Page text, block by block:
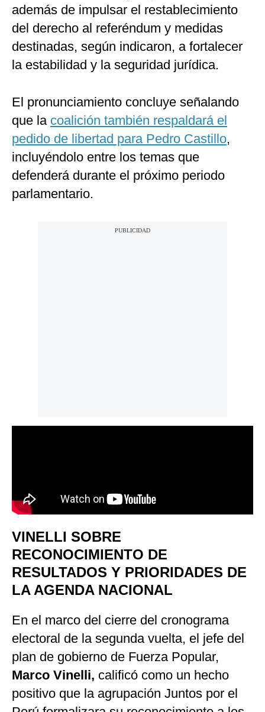
además de impulsar el restablecimiento
del derecho al referéndum y medidas
destinadas, según indicaron, a fortalecer
la estabilidad y la seguridad jurídica.
El pronunciamiento concluye señalando
que la coalición también respaldará el
pedido de libertad para Pedro Castillo,
incluyéndolo entre los temas que
defenderá durante el próximo periodo
parlamentario.
VINELLI SOBRE
RECONOCIMIENTO DE
RESULTADOS Y PRIORIDADES DE
LA AGENDA NACIONAL
En el marco del cierre del cronograma
electoral de la segunda vuelta, el jefe del
plan de gobierno de Fuerza Popular,
Marco Vinelli, calificó como un hecho
positivo que la agrupación Juntos por el